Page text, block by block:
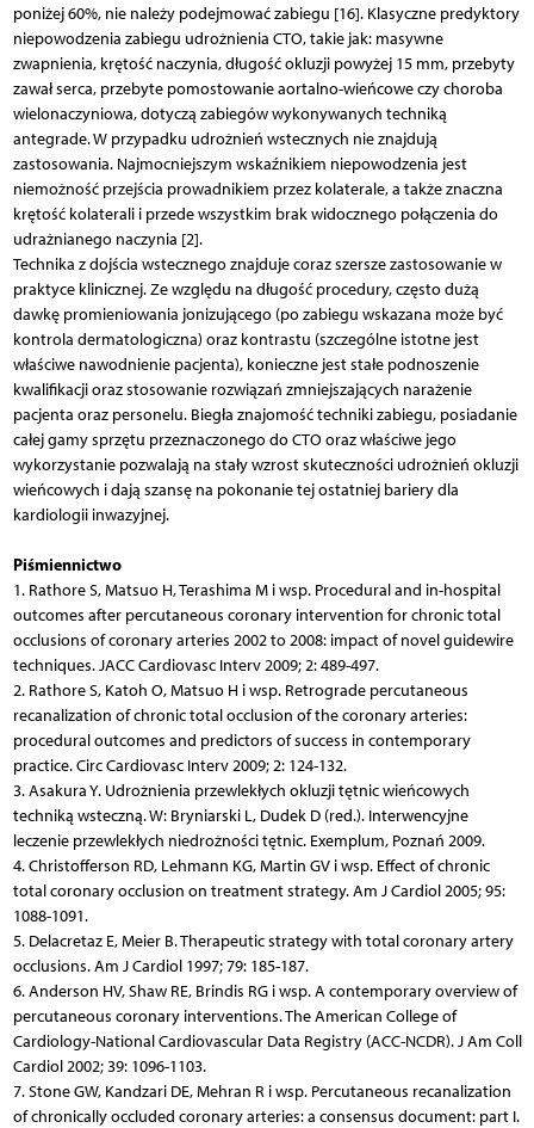
poniżej 60%, nie należy podejmować zabiegu [16]. Klasyczne predyktory
niepowodzenia zabiegu udrożnienia CTO, takie jak: masywne
zwapnienia, krętość naczynia, długość okluzji powyżej 15 mm, przebyty
zawał serca, przebyte pomostowanie aortalno-wieńcowe czy choroba
wielonaczyniowa, dotyczą zabiegów wykonywanych techniką
antegrade. W przypadku udrożnień wstecznych nie znajdują
zastosowania. Najmocniejszym wskaźnikiem niepowodzenia jest
niemożność przejścia prowadnikiem przez kolaterale, a także znaczna
krętość kolaterali i przede wszystkim brak widocznego połączenia do
udrażnianego naczynia [2].
Technika z dojścia wstecznego znajduje coraz szersze zastosowanie w
praktyce klinicznej. Ze względu na długość procedury, często dużą
dawkę promieniowania jonizującego (po zabiegu wskazana może być
kontrola dermatologiczna) oraz kontrastu (szczególne istotne jest
właściwe nawodnienie pacjenta), konieczne jest stałe podnoszenie
kwalifikacji oraz stosowanie rozwiązań zmniejszających narażenie
pacjenta oraz personelu. Biegła znajomość techniki zabiegu, posiadanie
całej gamy sprzętu przeznaczonego do CTO oraz właściwe jego
wykorzystanie pozwalają na stały wzrost skuteczności udrożnień okluzji
wieńcowych i dają szansę na pokonanie tej ostatniej bariery dla
kardiologii inwazyjnej.
Piśmiennictwo
1. Rathore S, Matsuo H, Terashima M i wsp. Procedural and in-hospital
outcomes after percutaneous coronary intervention for chronic total
occlusions of coronary arteries 2002 to 2008: impact of novel guidewire
techniques. JACC Cardiovasc Interv 2009; 2: 489-497.
2. Rathore S, Katoh O, Matsuo H i wsp. Retrograde percutaneous
recanalization of chronic total occlusion of the coronary arteries:
procedural outcomes and predictors of success in contemporary
practice. Circ Cardiovasc Interv 2009; 2: 124-132.
3. Asakura Y. Udrożnienia przewlekłych okluzji tętnic wieńcowych
techniką wsteczną. W: Bryniarski L, Dudek D (red.). Interwencyjne
leczenie przewlekłych niedrożności tętnic. Exemplum, Poznań 2009.
4. Christofferson RD, Lehmann KG, Martin GV i wsp. Effect of chronic
total coronary occlusion on treatment strategy. Am J Cardiol 2005; 95:
1088-1091.
5. Delacretaz E, Meier B. Therapeutic strategy with total coronary artery
occlusions. Am J Cardiol 1997; 79: 185-187.
6. Anderson HV, Shaw RE, Brindis RG i wsp. A contemporary overview of
percutaneous coronary interventions. The American College of
Cardiology-National Cardiovascular Data Registry (ACC-NCDR). J Am Coll
Cardiol 2002; 39: 1096-1103.
7. Stone GW, Kandzari DE, Mehran R i wsp. Percutaneous recanalization
of chronically occluded coronary arteries: a consensus document: part I.